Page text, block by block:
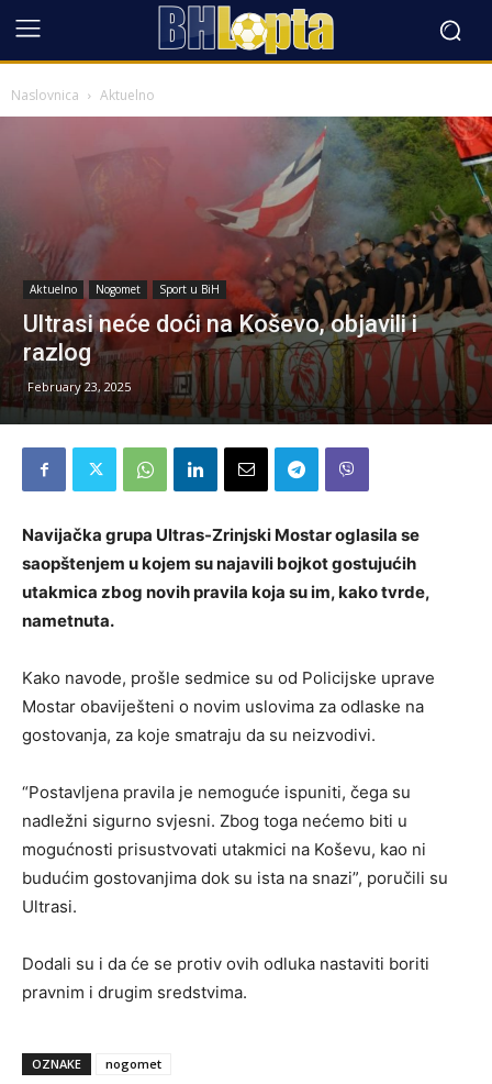
Naslovnica Aktuelno
Aktuelno Nogomet Sport u BiH
Ultrasi neće doći na Koševo, objavili i
razlog
February 23, 2025
Navijačka grupa Ultras-Zrinjski Mostar oglasila se
saopštenjem u kojem su najavili bojkot gostujućih
utakmica zbog novih pravila koja su im, kako tvrde,
nametnuta.
Kako navode, prošle sedmice su od Policijske uprave
Mostar obaviješteni o novim uslovima za odlaske na
gostovanja, za koje smatraju da su neizvodivi.
“Postavljena pravila je nemoguće ispuniti, čega su
nadležni sigurno svjesni. Zbog toga nećemo biti u
mogućnosti prisustvovati utakmici na Koševu, kao ni
budućim gostovanjima dok su ista na snazi”, poručili su
Ultrasi.
Dodali su i da će se protiv ovih odluka nastaviti boriti
pravnim i drugim sredstvima.
OZNAKE nogomet